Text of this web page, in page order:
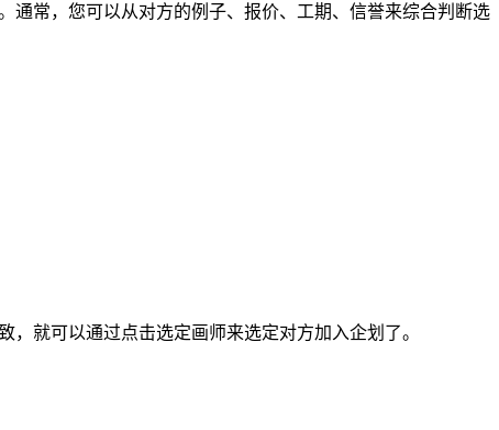
常，您可以从对方的例子、报价、工期、信誉来综合判断选
就可以通过点击选定画师来选定对方加入企划了。